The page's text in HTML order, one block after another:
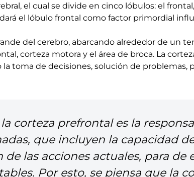
el cual se divide en cinco lóbulos: el
el lóbulo frontal como factor primordial
del cerebro, abarcando alrededor de un
corteza motora y el área de broca. La
toma de decisiones, solución de problemas,
corteza prefrontal es la
que incluyen la capacidad
las acciones actuales, para
Por esto, se piensa que la